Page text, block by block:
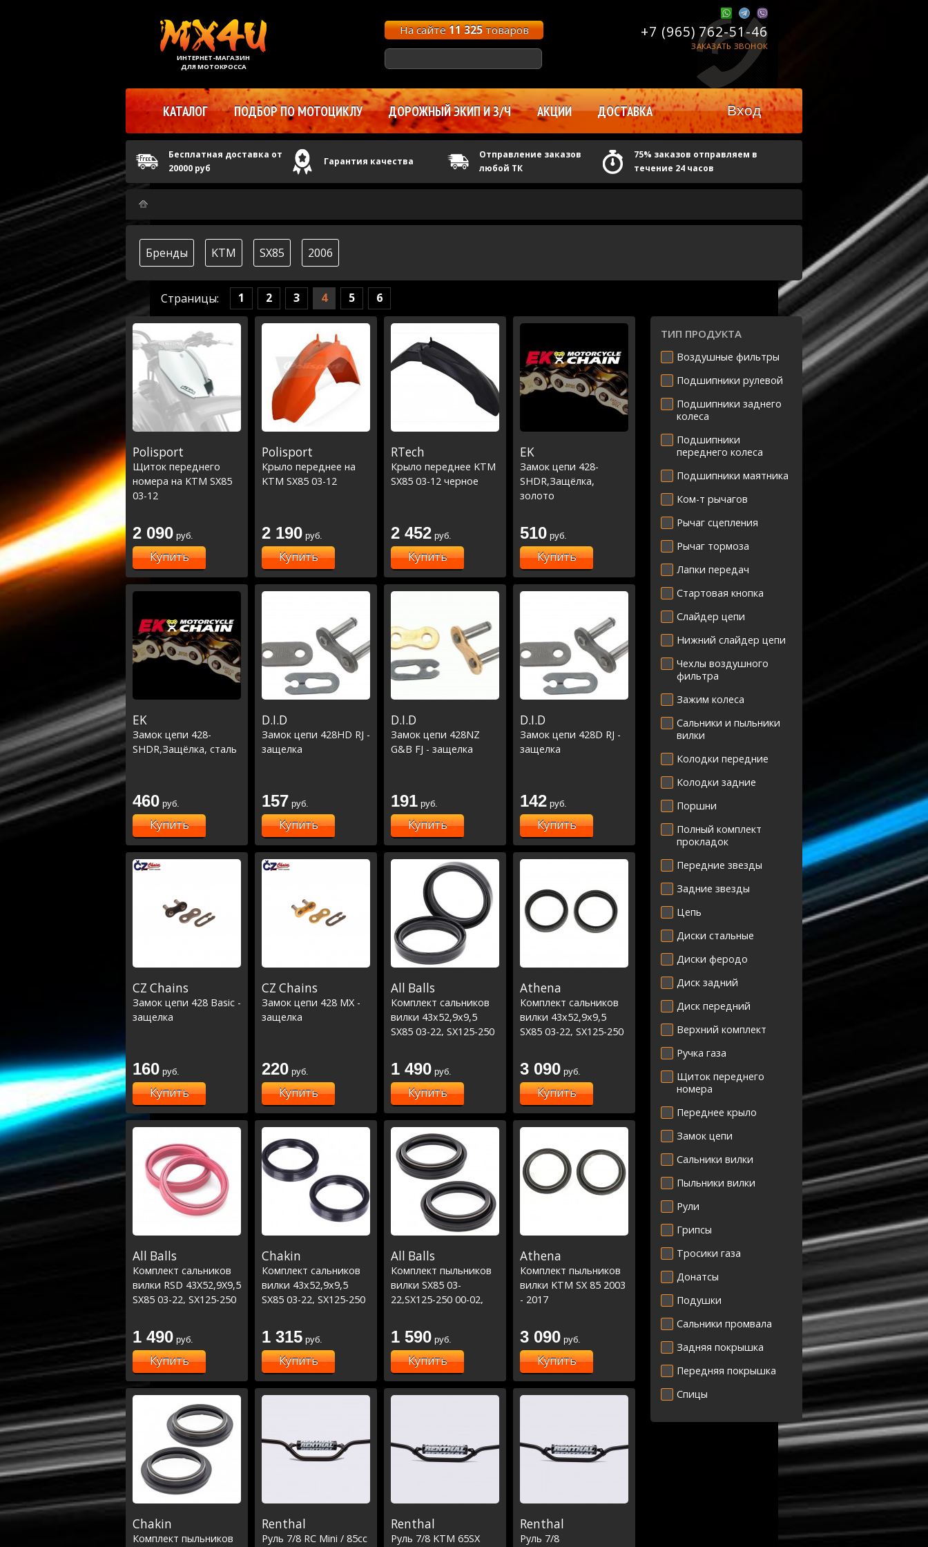
Бренды KTM SX85 2006
Страницы: 1 2 3 4 5 6
Polisport
Щиток переднего
номера на KTM SX85
03-12
2 090 руб.
Купить
Polisport
Крыло переднее на
KTM SX85 03-12
2 190 руб.
Купить
RTech
Крыло переднее KTM
SX85 03-12 черное
2 452 руб.
Купить
EK
Замок цепи 428-
SHDR,Защёлка,
золото
510 руб.
Купить
EK
Замок цепи 428-
SHDR,Защёлка, сталь
460 руб.
Купить
D.I.D
Замок цепи 428HD RJ -
защелка
157 руб.
Купить
D.I.D
Замок цепи 428NZ
G&B FJ - защелка
191 руб.
Купить
D.I.D
Замок цепи 428D RJ -
защелка
142 руб.
Купить
CZ Chains
Замок цепи 428 Basic -
защелка
160 руб.
Купить
CZ Chains
Замок цепи 428 MX -
защелка
220 руб.
Купить
All Balls
Комплект сальников
вилки 43x52,9x9,5
SX85 03-22, SX125-250
01/ TC85 14-21/MC85
21
1 490 руб.
Купить
Athena
Комплект сальников
вилки 43x52,9x9,5
SX85 03-22, SX125-250
01/ TC85 14-21/MC85
21
3 090 руб.
Купить
All Balls
Комплект сальников
вилки RSD 43X52,9X9,5
SX85 03-22, SX125-250
01/ TC85 14-21/MC85
21
1 490 руб.
Купить
Chakin
Комплект сальников
вилки 43x52,9x9,5
SX85 03-22, SX125-250
01/ TC85 14-21/MC85
21 (55-114)
1 315 руб.
Купить
All Balls
Комплект пыльников
вилки SX85 03-
22,SX125-250 00-02,
/TC85 14-21 /MC85 21-
22
1 590 руб.
Купить
Athena
Комплект пыльников
вилки KTM SX 85 2003
- 2017
3 090 руб.
Купить
Chakin
Комплект пыльников
Renthal
Руль 7/8 RC Mini / 85cc
Renthal
Руль 7/8 KTM 65SX
Renthal
Руль 7/8
ТИП ПРОДУКТА
Воздушные фильтры
Подшипники рулевой
Подшипники заднего
колеса
Подшипники
переднего колеса
Подшипники маятника
Ком-т рычагов
Рычаг сцепления
Рычаг тормоза
Лапки передач
Стартовая кнопка
Слайдер цепи
Нижний слайдер цепи
Чехлы воздушного
фильтра
Зажим колеса
Сальники и пыльники
вилки
Колодки передние
Колодки задние
Поршни
Полный комплект
прокладок
Передние звезды
Задние звезды
Цепь
Диски стальные
Диски феродо
Диск задний
Диск передний
Верхний комплект
Ручка газа
Щиток переднего
номера
Переднее крыло
Замок цепи
Сальники вилки
Пыльники вилки
Рули
Грипсы
Тросики газа
Донатсы
Подушки
Сальники промвала
Задняя покрышка
Передняя покрышка
Спицы
ИНТЕРНЕТ-МАГАЗИН
ДЛЯ МОТОКРОССА
На сайте11 325товаров +7 (965) 762-51-46
ЗАКАЗАТЬ ЗВОНОК
КАТАЛОГ ПОДБОР ПО МОТОЦИКЛУ ДОРОЖНЫЙ ЭКИП И З/Ч АКЦИИ ДОСТАВКА Вход
Бесплатная доставка от
20000 руб
Гарантия качества
Отправление заказов
любой ТК
75% заказов отправляем в
течение 24 часов